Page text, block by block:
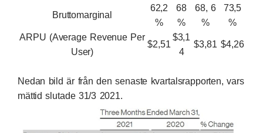
Bruttomarginal
62,2
%
68
%
68, 6
%
73,5
%
ARPU (Average Revenue Per
User)
$2,51
$3,1
4
$3,81 $4,26
Nedan bild är frånden senaste kvartalsrapporten, vars
mättid slutade 31/3 2021.